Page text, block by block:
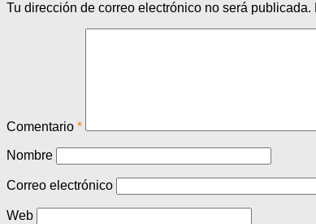
Tu dirección de correo electrónico no será publicada.
Comentario *
Nombre
Correo electrónico
Web